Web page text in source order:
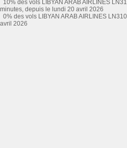
10% des vols LIBYAN ARAB AIRLINES
minutes, depuis le lundi 20 avril 2026
0% des vols LIBYAN ARAB AIRLINES
avril 2026